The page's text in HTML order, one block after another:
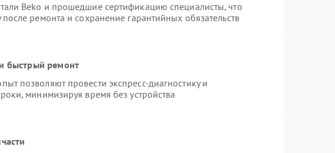
Beko и прошедшие сертификацию специалисты, что
ремонта и сохранение гарантийных обязательств
быстрый ремонт
позволяют провести экспресс-диагностику и
минимизируя время без устройства